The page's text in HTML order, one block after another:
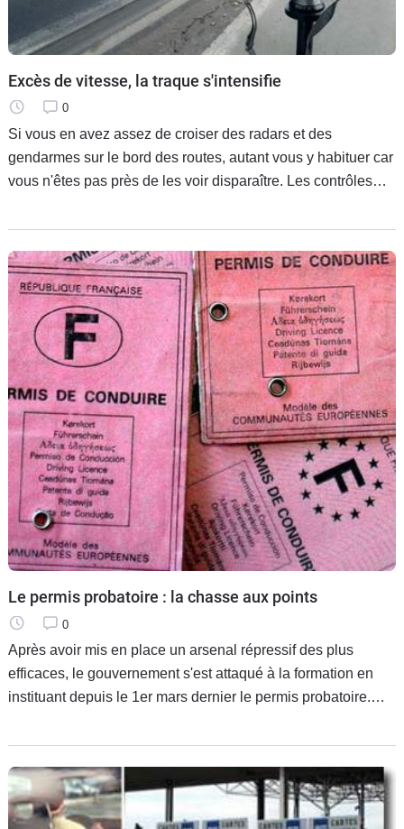
Flottes
Auto
Services
Forum
Moto
Marques
Excès de vitesse, la traque s'intensifie
0
Si vous en avez assez de croiser des radars et des
gendarmes sur le bord des routes, autant vous y habituer car
vous n'êtes pas près de les voir disparaître. Les contrôles
nouvelles
Le permis probatoire : la chasse aux points
0
Après avoir mis en place un arsenal répressif des plus
efficaces, le gouvernement s'est attaqué à la formation en
instituant depuis le 1er mars dernier le permis probatoire.